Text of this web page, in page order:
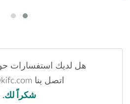
هل لديك استفسارات
اتصل بنا sales@kifc.com
شكراً لك.